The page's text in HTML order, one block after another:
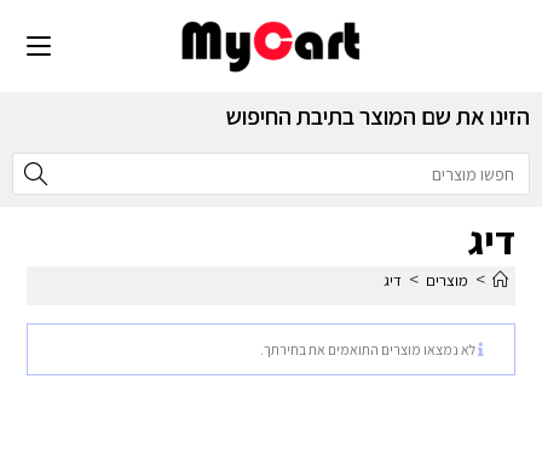
הזינו את שם המוצר בתיבת החיפוש
דיג
> מוצרים > דיג
לא נמצאו מוצרים התואמים את בחירתך.